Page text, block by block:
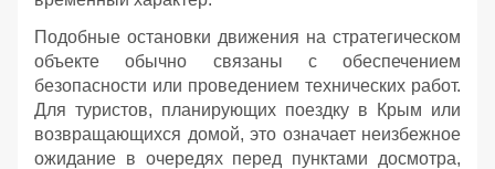
Подобные остановки движения на стратегическом
объекте обычно связаны с обеспечением
безопасности или проведением технических работ.
Для туристов, планирующих поездку в Крым или
возвращающихся домой, это означает неизбежное
ожидание в очередях перед пунктами досмотра,